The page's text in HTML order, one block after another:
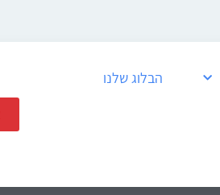
הבלוג שלנו